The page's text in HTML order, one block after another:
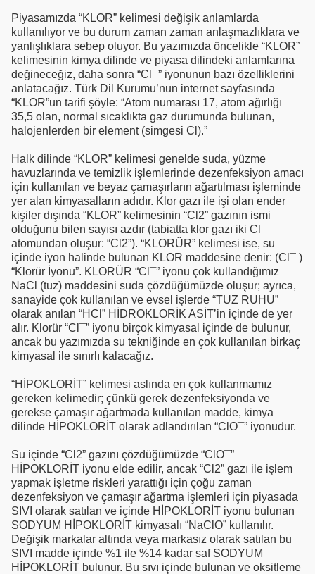
Piyasamızda “KLOR” kelimesi değişik anlamlarda
kullanılıyor ve bu durum zaman zaman anlaşmazlıklara ve
yanlışlıklara sebep oluyor. Bu yazımızda öncelikle “KLOR”
kelimesinin kimya dilinde ve piyasa dilindeki anlamlarına
değineceğiz, daha sonra “Cl¯” iyonunun bazı özelliklerini
anlatacağız. Türk Dil Kurumu’nun internet sayfasında
“KLOR”un tarifi şöyle: “Atom numarası 17, atom ağırlığı
35,5 olan, normal sıcaklıkta gaz durumunda bulunan,
halojenlerden bir element (simgesi Cl).”
Halk dilinde “KLOR” kelimesi genelde suda, yüzme
havuzlarında ve temizlik işlemlerinde dezenfeksiyon amacı
için kullanılan ve beyaz çamaşırların ağartılması işleminde
yer alan kimyasalların adıdır. Klor gazı ile işi olan ender
kişiler dışında “KLOR” kelimesinin “Cl2” gazının ismi
olduğunu bilen sayısı azdır (tabiatta klor gazı iki Cl
atomundan oluşur: “Cl2”). “KLORÜR” kelimesi ise, su
içinde iyon halinde bulunan KLOR maddesine denir: (Cl¯ )
“Klorür İyonu”. KLORÜR “Cl¯” iyonu çok kullandığımız
NaCl (tuz) maddesini suda çözdüğümüzde oluşur; ayrıca,
sanayide çok kullanılan ve evsel işlerde “TUZ RUHU”
olarak anılan “HCl” HİDROKLORİK ASİT’in içinde de yer
alır. Klorür “Cl¯” iyonu birçok kimyasal içinde de bulunur,
ancak bu yazımızda su tekniğinde en çok kullanılan birkaç
kimyasal ile sınırlı kalacağız.
“HİPOKLORİT” kelimesi aslında en çok kullanmamız
gereken kelimedir; çünkü gerek dezenfeksiyonda ve
gerekse çamaşır ağartmada kullanılan madde, kimya
dilinde HİPOKLORİT olarak adlandırılan “ClO¯” iyonudur.
Su içinde “Cl2” gazını çözdüğümüzde “ClO¯”
HİPOKLORİT iyonu elde edilir, ancak “Cl2” gazı ile işlem
yapmak işletme riskleri yarattığı için çoğu zaman
dezenfeksiyon ve çamaşır ağartma işlemleri için piyasada
SIVI olarak satılan ve içinde HİPOKLORİT iyonu bulunan
SODYUM HİPOKLORİT kimyasalı “NaClO” kullanılır.
Değişik markalar altında veya markasız olarak satılan bu
SIVI madde içinde %1 ile %14 kadar saf SODYUM
HİPOKLORİT bulunur. Bu sıvı içinde bulunan ve oksitleme